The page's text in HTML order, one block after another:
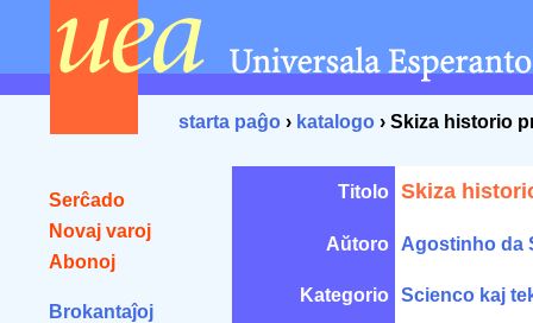
starta paĝo › katalogo › Skiza historio
Serĉado
Novaj varoj
Abonoj
Brokantaĵoj
Titolo Skiza
Aŭtoro Agostinho da
Kategorio Scienco kaj